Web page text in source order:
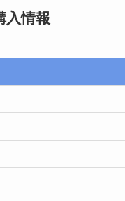
入情報